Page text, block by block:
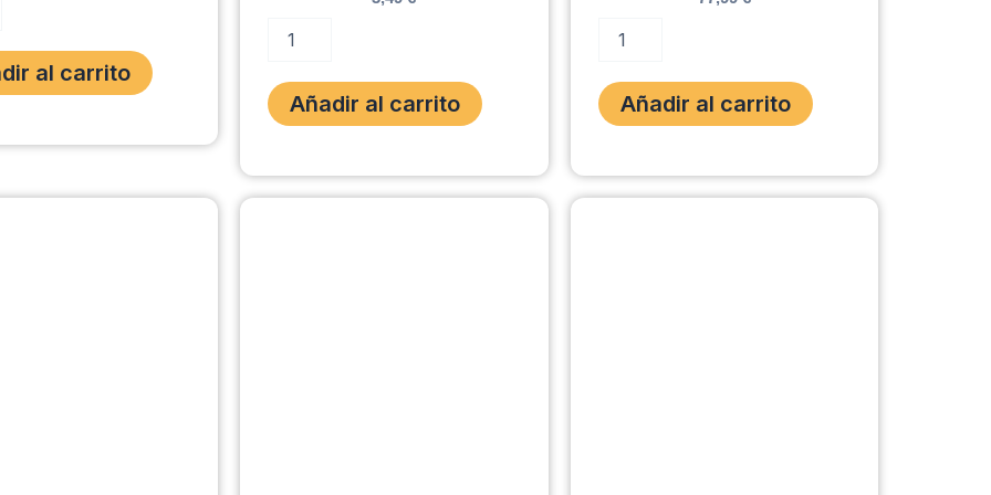
al carrito
ARTICULAR
STICK
155gr.Añadir al carrito
ARTICULAR
12
KG.Añadir al carrito